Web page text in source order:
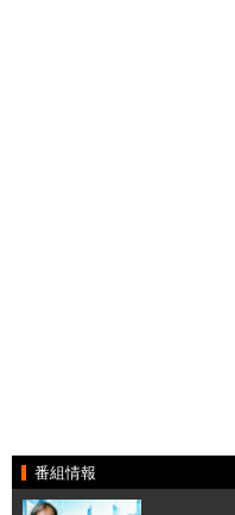
番組情報